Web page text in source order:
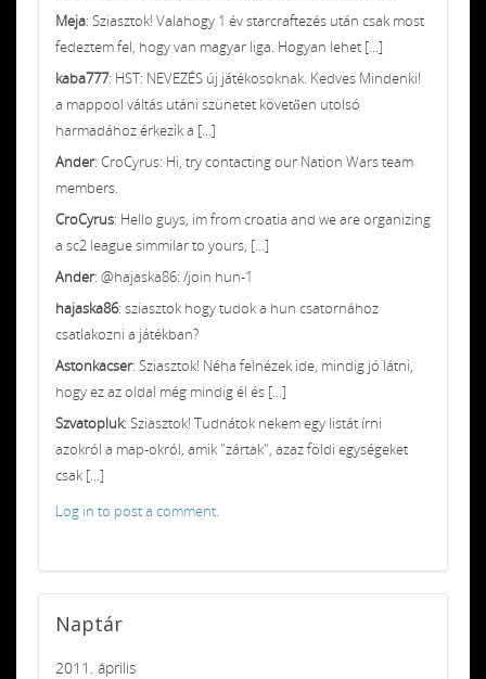
Meja: Sziasztok! Valahogy 1 év starcraftezés után csak most
fedeztem fel, hogy van magyar liga. Hogyan lehet [...]
kaba777: HST: NEVEZÉS új játékosoknak. Kedves Mindenki!
a mappool váltás utáni szünetet követően utolsó
harmadához érkezik a [...]
Ander: CroCyrus: Hi, try contacting our Nation Wars team
members.
CroCyrus: Hello guys, im from croatia and we are organizing
a sc2 league simmilar to yours, [...]
Ander: @hajaska86: /join hun-1
hajaska86: sziasztok hogy tudok a hun csatornához
csatlakozni a játékban?
Astonkacser: Sziasztok! Néha felnézek ide, mindig jó látni,
hogy ez az oldal még mindig él és [...]
Szvatopluk: Sziasztok! Tudnátok nekem egy listát írni
azokról a map-okról, amik "zártak", azaz földi egységeket
csak [...]
Log in to post a comment.
Naptár
2011. április